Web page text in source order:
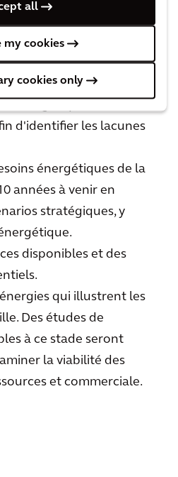
all
my cookies
cookies only
pour vous
d'identifier les lacunes
énergétiques de la
années à venir en
stratégiques, y
disponibles et des
qui illustrent les
Des études de
à ce stade seront
la viabilité des
et commerciale.